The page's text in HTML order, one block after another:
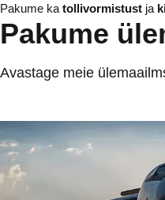
Pakume ka tollivormistust ja
Pakume
Avastage meie